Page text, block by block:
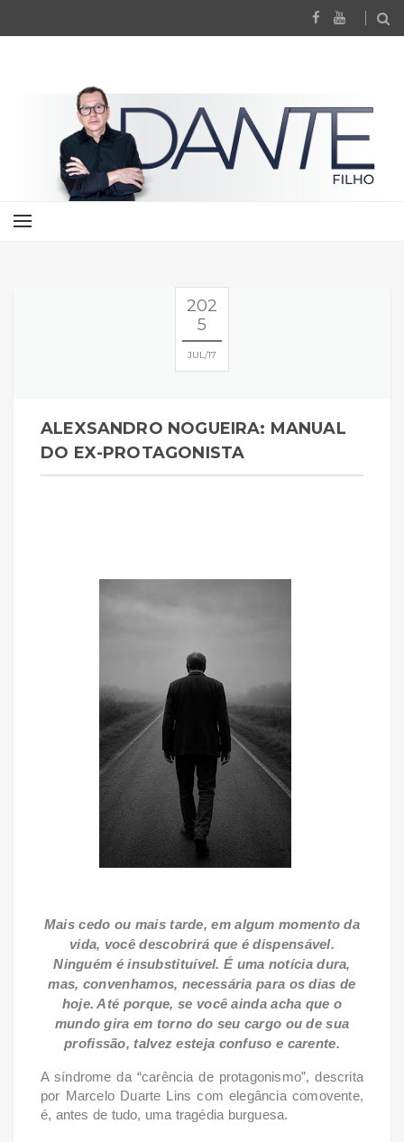
202
5
JUL 17
ALEXSANDRO NOGUEIRA: MANUAL
DO EX-PROTAGONISTA
Mais cedo ou mais tarde, em algum momento da
vida, você descobrirá que é dispensável.
Ninguém é insubstituível. É uma notícia dura,
mas, convenhamos, necessária para os dias de
hoje. Até porque, se você ainda acha que o
mundo gira em torno do seu cargo ou de sua
profissão, talvez esteja confuso e carente.
A síndrome da “carência de protagonismo”, descrita
por Marcelo Duarte Lins com elegância comovente,
é, antes de tudo, uma tragédia burguesa.